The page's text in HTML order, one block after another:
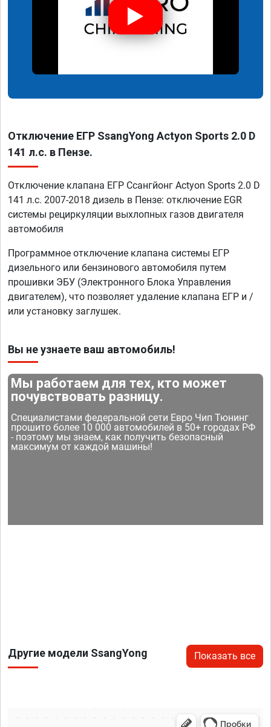
Отключение ЕГР SsangYong Actyon Sports 2.0 D
141 л.с. в Пензе.
Отключение клапана ЕГР Ссангйонг Actyon Sports 2.0 D
141 л.с. 2007-2018 дизель в Пензе: отключение EGR
системы рециркуляции выхлопных газов двигателя
автомобиля
Программное отключение клапана системы ЕГР
дизельного или бензинового автомобиля путем
прошивки ЭБУ (Электронного Блока Управления
двигателем), что позволяет удаление клапана ЕГР и /
или установку заглушек.
Вы не узнаете ваш автомобиль!
Мы работаем для тех, кто может
почувствовать разницу.
Специалистами федеральной сети Евро Чип Тюнинг
прошито более 10 000 автомобилей в 50+ городах РФ
- поэтому мы знаем, как получить безопасный
максимум от каждой машины!
Другие модели SsangYong Показать все